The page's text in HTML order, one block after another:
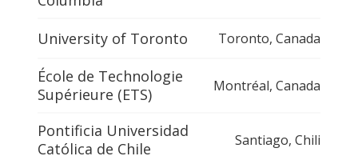
University of Toronto Toronto, Canada
École de Technologie
Supérieure (ETS)
Montréal, Canada
Pontificia Universidad
Católica de Chile
Santiago, Chili